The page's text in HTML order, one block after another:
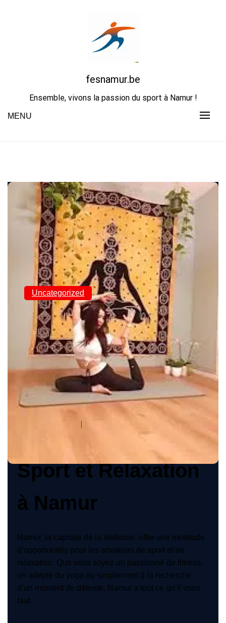
fesnamur.be
Ensemble, vivons la passion du sport à Namur !
MENU
Uncategorized
Découvrez l’Harmonie
entre Sport et
Relaxation à Namur
Sport et Relaxation
à Namur
Namur, la capitale de la Wallonie, offre une multitude
d’opportunités pour les amateurs de sport et de
relaxation. Que vous soyez un passionné de fitness,
un adepte du yoga ou simplement à la recherche
d’un moment de détente, Namur a tout ce qu’il vous
faut.